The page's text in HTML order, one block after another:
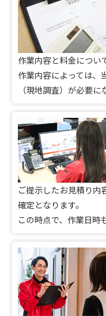
作業内容と料金につい
作業内容によっては、
（現地調査）が必要に
ご提示したお見積り内
確定となります。
この時点で、作業日時